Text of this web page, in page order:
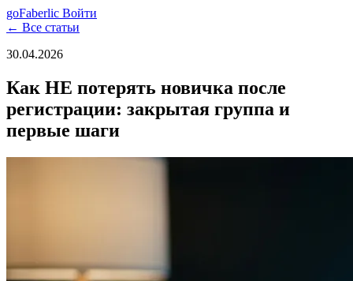
goFaberlic Войти
← Все статьи
30.04.2026
Как НЕ потерять новичка после
регистрации: закрытая группа и
первые шаги